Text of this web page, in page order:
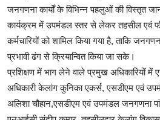
जनगणना कार्यों के विभिन्न पहलुओं की विस्तृत
कार्यक्रम में उपमंडल स्तर से लेकर तहसील एवं
कर्मचारियों को शामिल किया गया है, ताकि
प्रभावी ढंग से क्रियान्वित किया जा सके।
प्रशिक्षण में भाग लेने वाले प्रमुख अधिकारियों
अधिकारी केलांग कुनिका एकर्स, एसडीएम एवं
अलिशा चौहान,एसडीएम एवं उपमंडल जनगणना